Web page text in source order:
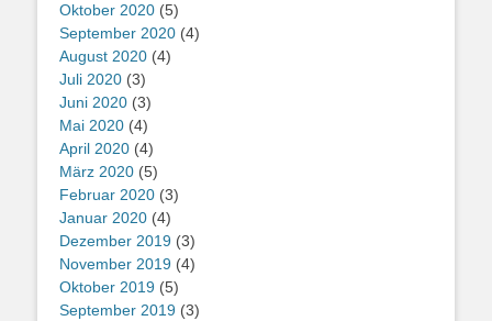
Oktober 2020 (5)
September 2020 (4)
August 2020 (4)
Juli 2020 (3)
Juni 2020 (3)
Mai 2020 (4)
April 2020 (4)
März 2020 (5)
Februar 2020 (3)
Januar 2020 (4)
Dezember 2019 (3)
November 2019 (4)
Oktober 2019 (5)
September 2019 (3)